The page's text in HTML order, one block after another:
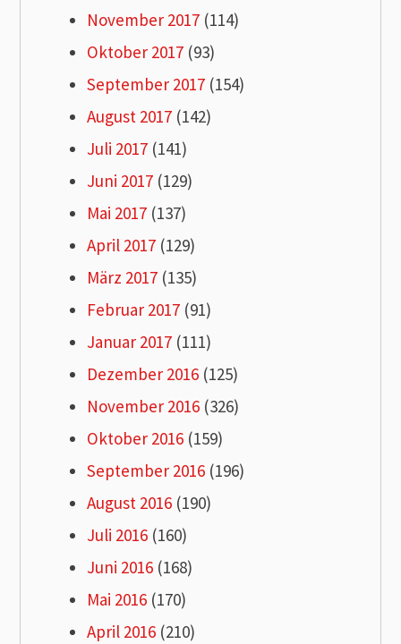
November 2017 (114)
Oktober 2017 (93)
September 2017 (154)
August 2017 (142)
Juli 2017 (141)
Juni 2017 (129)
Mai 2017 (137)
April 2017 (129)
März 2017 (135)
Februar 2017 (91)
Januar 2017 (111)
Dezember 2016 (125)
November 2016 (326)
Oktober 2016 (159)
September 2016 (196)
August 2016 (190)
Juli 2016 (160)
Juni 2016 (168)
Mai 2016 (170)
April 2016 (210)